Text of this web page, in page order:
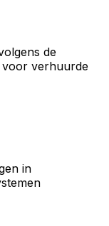
de
verhuurde
in